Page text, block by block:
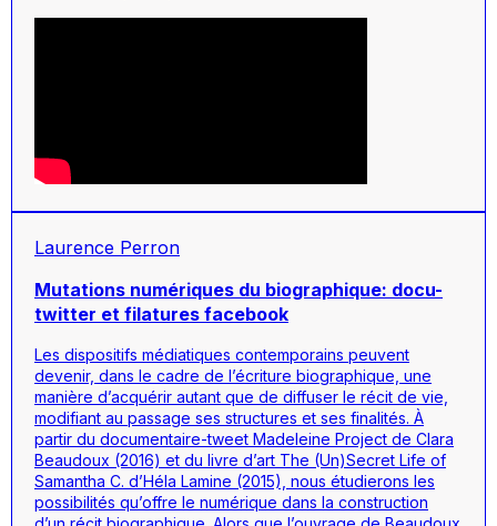
Laurence Perron
Mutations numériques du biographique: docu-
twitter et filatures facebook
Les dispositifs médiatiques contemporains peuvent
devenir, dans le cadre de l’écriture biographique, une
manière d’acquérir autant que de diffuser le récit de vie,
modifiant au passage ses structures et ses finalités. À
partir du documentaire-tweet Madeleine Project de Clara
Beaudoux (2016) et du livre d’art The (Un)Secret Life of
Samantha C. d’Héla Lamine (2015), nous étudierons les
possibilités qu’offre le numérique dans la construction